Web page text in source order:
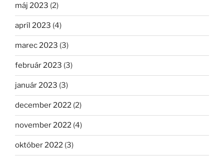
máj 2023 (2)
apríl 2023 (4)
marec 2023 (3)
február 2023 (3)
január 2023 (3)
december 2022 (2)
november 2022 (4)
október 2022 (3)